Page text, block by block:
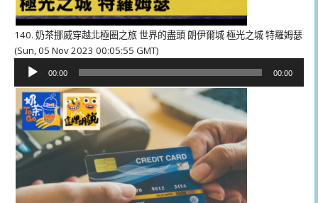
140. 奶茶挪威穿越北極圈之旅 世界的盡頭 朗伊爾城 極光之城 特羅姆瑟
(Sun, 05 Nov 2023 00:05:55 GMT)
播
放
器
00:00 00:00